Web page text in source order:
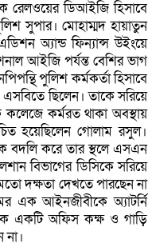
রেলওয়ের ডিআইজি হিসাবে
সুপার। মোহাম্মদ হায়াতুন
অ্যান্ড ফিন্যান্স উইংয়ে
আইজি পর্যন্ত বেশির ভাগ
পুলিশ কর্মকর্তা হিসাবে
ছিলেন। তাকে সরিয়ে
কলেজে কর্মরত থাকা অবস্থায়
হয়েছিলেন গোলাম রসুল।
বদলি করে তার স্থলে এসএন
বিভাগের ডিসিকে সরিয়ে
দক্ষতা দেখতে পারছেন না
এক আইনজীবীকে অ্যাটর্নি
একটি অফিস কক্ষ ও গাড়ি